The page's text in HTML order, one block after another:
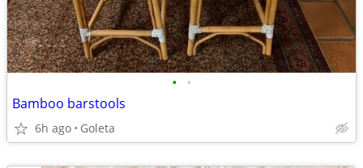
• •
Bamboo barstools
6h ago Goleta